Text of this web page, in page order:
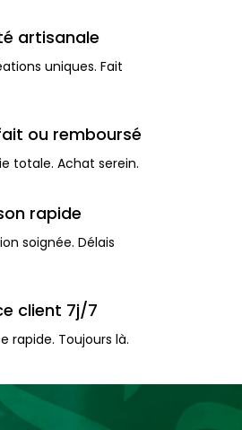
artisanale
uniques. Fait
ou remboursé
totale. Achat serein.
rapide
soignée. Délais
client 7j/7
rapide. Toujours là.